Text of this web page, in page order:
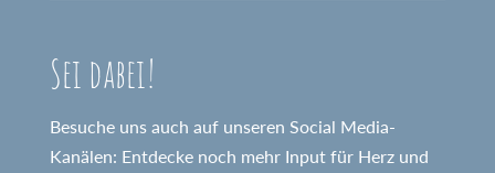
Sei dabei!
Besuche uns auch auf unseren Social Media-
Kanälen: Entdecke noch mehr Input für Herz und